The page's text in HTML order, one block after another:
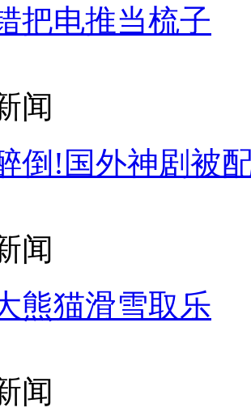
把电推当梳子
闻
倒!国外神剧被
闻
熊猫滑雪取乐
闻